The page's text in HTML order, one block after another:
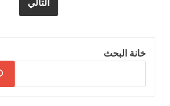
التالي
خانة البحث